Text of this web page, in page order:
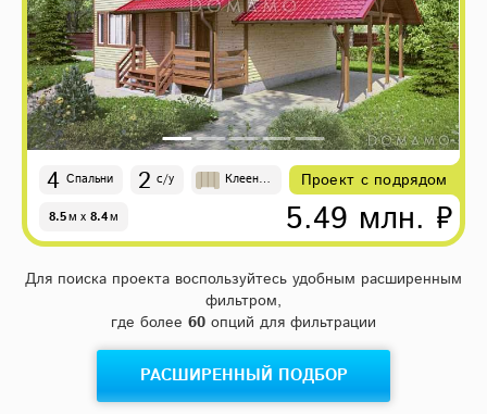
4 Спальни 2 с/у
Клеены
8.5м x 8.4м
Проект с подрядом
5.49 млн. ₽
Для поиска проекта воспользуйтесь удобным расширенным
фильтром,
где более 60 опций для фильтрации
РАСШИРЕННЫЙ ПОДБОР